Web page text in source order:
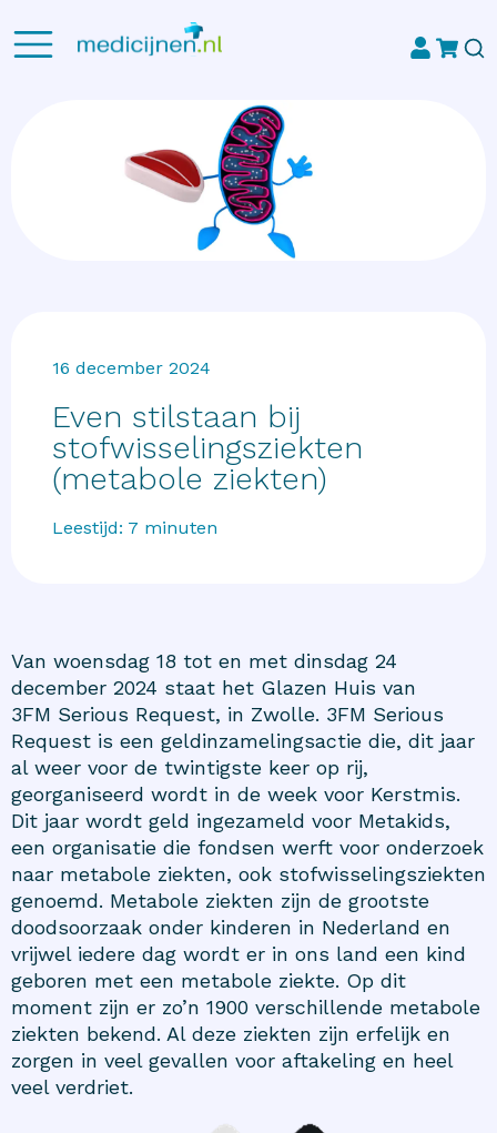
16 december 2024
Even stilstaan bij
stofwisselingsziekten
(metabole ziekten)
Leestijd: 7 minuten
Van woensdag 18 tot en met dinsdag 24
december 2024 staat het Glazen Huis van
3FM Serious Request, in Zwolle. 3FM Serious
Request is een geldinzamelingsactie die, dit jaar
al weer voor de twintigste keer op rij,
georganiseerd wordt in de week voor Kerstmis.
Dit jaar wordt geld ingezameld voor Metakids,
een organisatie die fondsen werft voor onderzoek
naar metabole ziekten, ook stofwisselingsziekten
genoemd. Metabole ziekten zijn de grootste
doodsoorzaak onder kinderen in Nederland en
vrijwel iedere dag wordt er in ons land een kind
geboren met een metabole ziekte. Op dit
moment zijn er zo’n 1900 verschillende metabole
ziekten bekend. Al deze ziekten zijn erfelijk en
zorgen in veel gevallen voor aftakeling en heel
veel verdriet.